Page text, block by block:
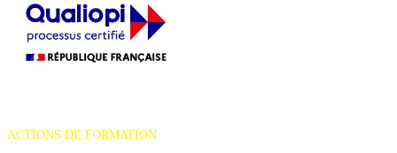
ACTIONS DE FORMATION